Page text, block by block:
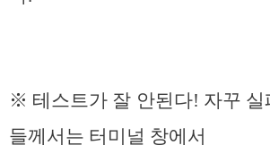
※ 테스트가 잘 안된다! 자꾸 실
들께서는 터미널 창에서